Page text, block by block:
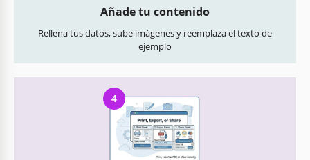
Añade tu contenido
Rellena tus datos, sube imágenes y reemplaza el texto de
ejemplo
4